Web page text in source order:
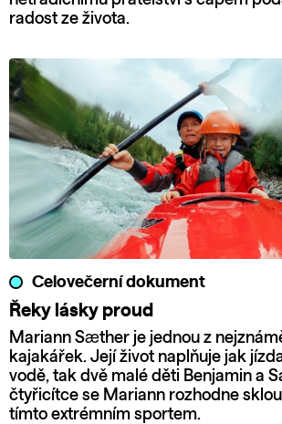
radost ze života.
Celovečerní dokument
Řeky lásky proud
Mariann Sæther je jednou z
kajakářek. Její život naplňuje jak
vodě, tak dvě malé děti Benjamin a
čtyřicítce se Mariann rozhodne
tímto extrémním sportem.